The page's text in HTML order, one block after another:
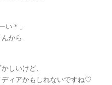
い＊」
から
しいけど、
ィアかもしれないですね♡